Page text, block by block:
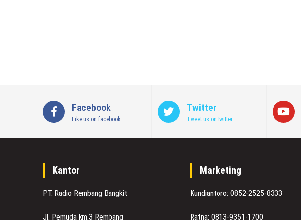
Facebook
Like us on facebook
Twitter
Tweet us on twitter
Kantor
PT. Radio Rembang Bangkit
Jl. Pemuda km.3 Rembang
Marketing
Kundiantoro: 0852-2525-8333
Ratna: 0813-9351-1700